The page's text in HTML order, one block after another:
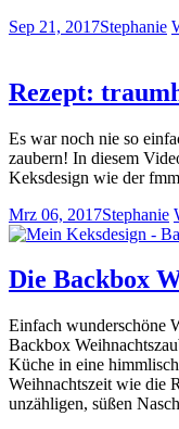
Sep 21, 2017Stephanie
Rezept:
Es war noch nie so
zaubern! In diesem
Keksdesign wie der
Mrz 06, 2017Stephanie
Die Backbox
Einfach wunderschöne
Backbox
Küche in eine
Weihnachtszeit wie die
unzähligen, süßen